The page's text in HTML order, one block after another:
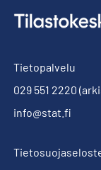
Tietopalvelu
029 551 2220
info@stat.fi